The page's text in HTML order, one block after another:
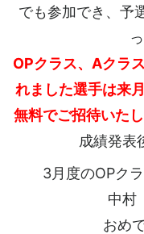
でも参加でき、予
OPクラス、Aクラ
れました選手は来
無料でご招待いたし
成績発表
3月度のOPク
中村
おめ